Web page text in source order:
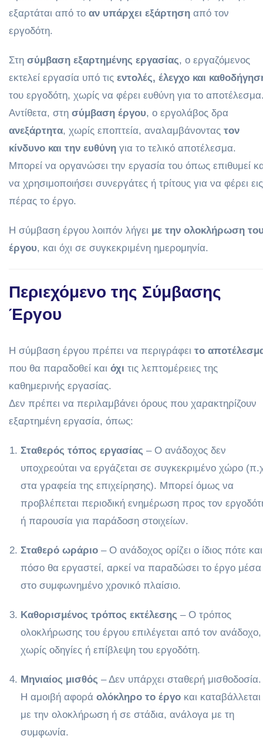
εξαρτάται από το αν υπάρχει εξάρτηση από τον
εργοδότη.
Στη σύμβαση εξαρτημένης εργασίας, ο εργαζόμενος
εκτελεί εργασία υπό τις εντολές, έλεγχο και
του εργοδότη, χωρίς να φέρει ευθύνη για το
Αντίθετα, στη σύμβαση έργου, ο εργολάβος δρα
ανεξάρτητα, χωρίς εποπτεία, αναλαμβάνοντας τον
κίνδυνο και την ευθύνη για το τελικό αποτέλεσμα.
Μπορεί να οργανώσει την εργασία του όπως επιθυμεί
να χρησιμοποιήσει συνεργάτες ή τρίτους για να φέρει εις
πέρας το έργο.
Η σύμβαση έργου λοιπόν λήγει με την ολοκλήρωση
έργου, και όχι σε συγκεκριμένη ημερομηνία.
Περιεχόμενο της Σύμβασης
Έργου
Η σύμβαση έργου πρέπει να περιγράφει το
που θα παραδοθεί και όχι τις λεπτομέρειες της
καθημερινής εργασίας.
Δεν πρέπει να περιλαμβάνει όρους που χαρακτηρίζουν
εξαρτημένη εργασία, όπως:
Σταθερός τόπος εργασίας – Ο ανάδοχος δεν
υποχρεούται να εργάζεται σε συγκεκριμένο χώρο
στα γραφεία της επιχείρησης). Μπορεί όμως να
προβλέπεται περιοδική ενημέρωση προς τον
ή παρουσία για παράδοση στοιχείων.
Σταθερό ωράριο – Ο ανάδοχος ορίζει ο ίδιος πότε και
πόσο θα εργαστεί, αρκεί να παραδώσει το έργο μέσα
στο συμφωνημένο χρονικό πλαίσιο.
Καθορισμένος τρόπος εκτέλεσης – Ο τρόπος
ολοκλήρωσης του έργου επιλέγεται από τον ανάδοχο,
χωρίς οδηγίες ή επίβλεψη του εργοδότη.
Μηνιαίος μισθός – Δεν υπάρχει σταθερή μισθοδοσία.
Η αμοιβή αφορά ολόκληρο το έργο και καταβάλλεται
με την ολοκλήρωση ή σε στάδια, ανάλογα με τη
συμφωνία.